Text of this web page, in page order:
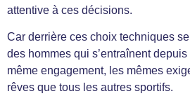
attentive à ces décisions.
Car derrière ces choix techniques
des hommes qui s’entraînent
même engagement, les mêmes
rêves que tous les autres sportifs.